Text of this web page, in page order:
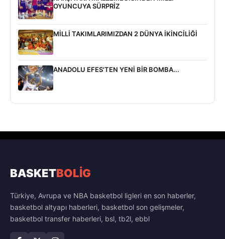
OYUNCUYA SÜRPRİZ
MİLLİ TAKIMLARIMIZDAN 2 DÜNYA İKİNCİLİĞİ
ANADOLU EFES'TEN YENİ BİR BOMBA...
BASKETBOLİG
Türkiye, Avrupa ve NBA basketbol ligleri en son haberler,
basketbol altyapı haberleri, basketbol son gelişmeler,
basketbol transfer haberleri, bsl, tb2l, ebbl